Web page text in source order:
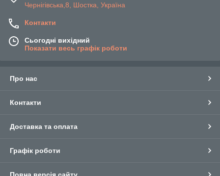
Чернігівська,8, Шостка, Україна
Контакти
Сьогодні вихідний
Показати весь графік роботи
Про нас
Контакти
Доставка та оплата
Графік роботи